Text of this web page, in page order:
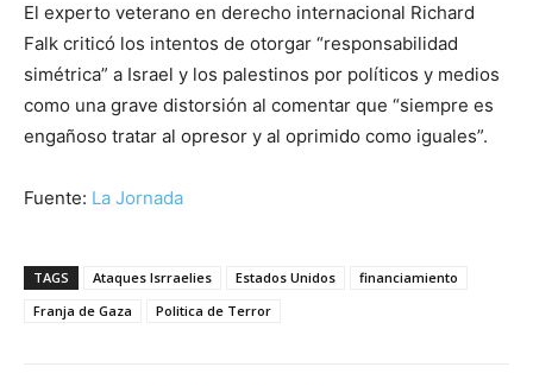
El experto veterano en derecho internacional Richard
Falk criticó los intentos de otorgar “responsabilidad
simétrica” a Israel y los palestinos por políticos y medios
como una grave distorsión al comentar que “siempre es
engañoso tratar al opresor y al oprimido como iguales”.
Fuente: La Jornada
TAGS Ataques Isrraelies Estados Unidos
financiamiento
Franja de Gaza
Politica de Terror